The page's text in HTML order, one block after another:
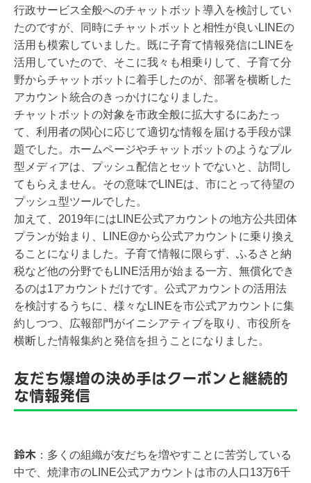
行政サービス全般へのチャットボット導入を検討してい
たのですが、同時にチャットボットと相性が良いLINEの
活用も模索していました。既に子育て情報発信にLINEを
活用していたので、そこに我々も相乗りして、子育て分
野からチャットボットに着手したのが、部署を横断した
アカウント統合のきっかけになりました。
チャットボットの対象を市政全般に拡大するにあたっ
て、利用者の関心に応じて適切な情報を届ける手段が課
題でした。ホームページやチャットボットのようなプル
型メディアは、プッシュ配信とセットでないと、訪問し
てもらえません。その意味でLINEは、市にとって待望の
プッシュ型ツールでした。
加えて、2019年にはLINE公式アカウントの地方公共団体
プランが始まり、LINE@から公式アカウントに乗り換え
ることになりました。子育て情報に限らず、ふるさと納
税など他の分野でもLINE活用が始まる一方、無償化でき
るのは1アカウントだけです。公式アカウントの活用法
を検討するうちに、様々なLINEを市公式アカウントに集
約しつつ、広報部門がイニシアティブを取り、市役所を
横断した情報集約と発信を担うことになりました。
友だち爆増の決め手はクーポンと継続的
な情報発信
鈴木 ： 多くの組織が友だちを増やすことに苦労している
中で、焼津市のLINE公式アカウントは市の人口13万6千